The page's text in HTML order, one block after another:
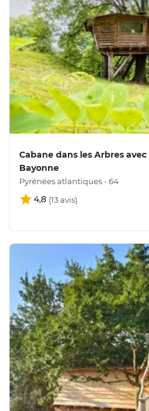
Cabane dans les Arbres
Bayonne
Pyrénées atlantiques - 64
4,8